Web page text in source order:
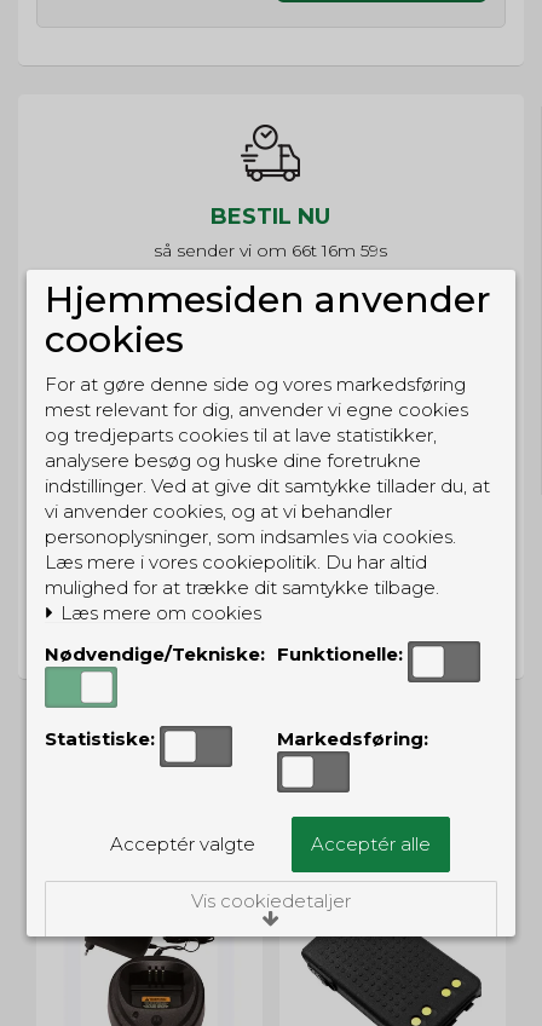
BESTIL NU
så sender vi om 66t 16m 59s
Eller hent i butikken til kl. 17:00
GRATIS LEVERING
Til pakkeboks ved køb for 399 kr.
Gratis hjemmelevering for 699 kr.
PRISGARANTI
Vi har prisgaranti på alle produkter
ALTERNATIVE PRODUKTER
Hjemmesiden anvender
cookies
For at gøre denne side og vores markedsføring
mest relevant for dig, anvender vi egne cookies
og tredjeparts cookies til at lave statistikker,
analysere besøg og huske dine foretrukne
indstillinger. Ved at give dit samtykke tillader du, at
vi anvender cookies, og at vi behandler
personoplysninger, som indsamles via cookies.
Læs mere i vores cookiepolitik. Du har altid
mulighed for at trække dit samtykke tilbage.
Læs mere om cookies
Nødvendige/Tekniske: Funktionelle:
Statistiske: Markedsføring:
Acceptér valgte Acceptér alle
Vis cookiedetaljer
Nødvendige/Tekniske
Tekniske cookies er nødvendige for, at langt
de fleste hjemmesider fungerer, som de